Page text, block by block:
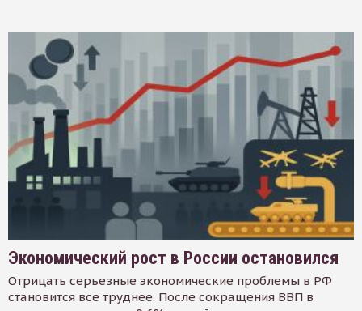
Экономический рост в России остановился
Отрицать серьезные экономические проблемы в РФ
становится все труднее. После сокращения ВВП в